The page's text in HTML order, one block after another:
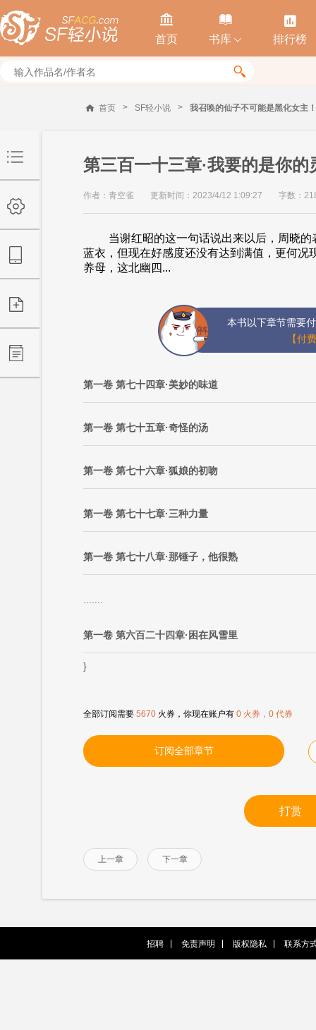

首页

书库 

排行榜

首页 > SF轻小说 > 我召唤的仙子不可能是黑化女主！
第三百一十三章·我要的是你的
作者：青空雀 更新时间：2023/4/12 1:09:27 字数：
当谢红昭的这一句话说出来以后，周晓
蓝衣，但现在好感度还没有达到满值，更何
养母，这北幽四...
本书以下章节需要
【付
第一卷 第七十四章·美妙的味道
第一卷 第七十五章·奇怪的汤
第一卷 第七十六章·狐娘的初吻
第一卷 第七十七章·三种力量
第一卷 第七十八章·那锤子，他很熟
第一卷 第六百二十四章·困在风雪里
}
全部订阅需要 5670 火券，你现在账户有 0 火券，0 代券
订阅全部章节
打赏
上一章 下一章
招聘 免责声明 版权隐私 联系方